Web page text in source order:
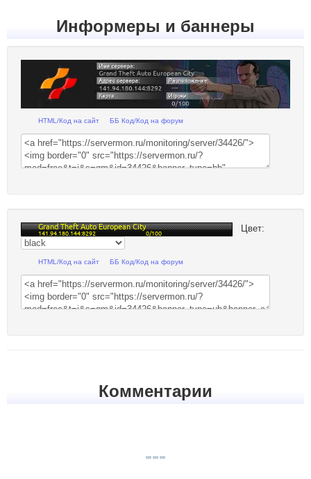
Информеры и баннеры
HTML/Код на сайт ББ Код/Код на форум
Цвет:
HTML/Код на сайт ББ Код/Код на форум
Комментарии